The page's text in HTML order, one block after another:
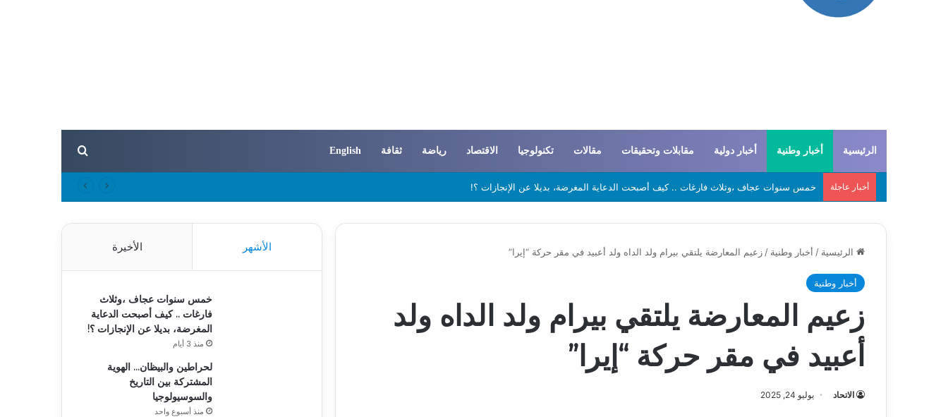
الرئيسية أخبار وطنية أخبار دولية مقابلات وتحقيقات مقالات تكنولوجيا الاقتصاد رياضة ثقافة English بحث عن
أخبار عاجلة لحراطين والبيظان… الهوية المشتركة بين التاريخ والسوسيولوجيا
الرئيسية / أخبار وطنية / زعيم المعارضة يلتقي بيرام ولد الداه ولد أعبيد في مقر حركة “إيرا”
أخبار وطنية
زعيم المعارضة يلتقي بيرام ولد الداه ولد
أعبيد في مقر حركة “إيرا”
الاتحاد يوليو 24, 2025
الأشهر الأخيرة
خمس سنوات عجاف ،وثلاث
فارغات .. كيف أصبحت الدعاية
المغرضة، بديلا عن الإنجازات ؟!
منذ 3 أيام
لحراطين والبيظان… الهوية
المشتركة بين التاريخ
والسوسيولوجيا
منذ أسبوع واحد